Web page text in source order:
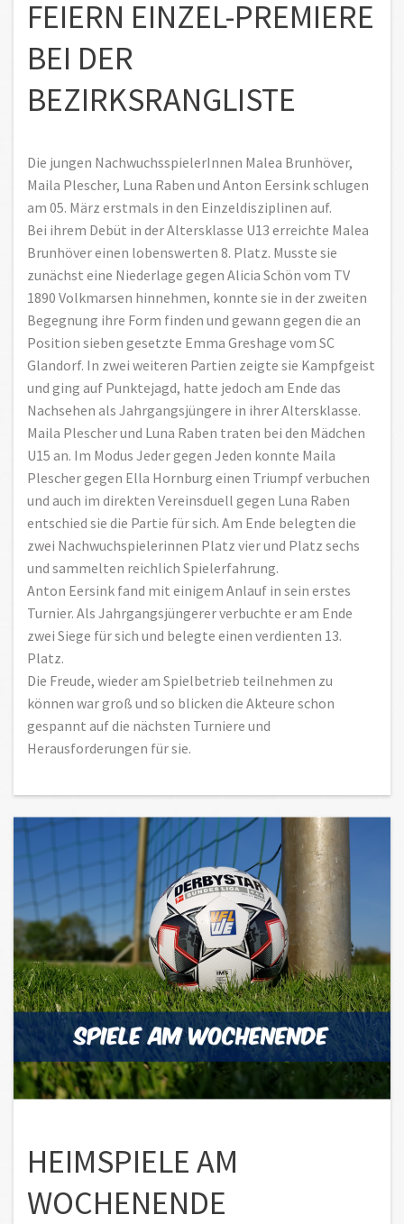
FEIERN EINZEL-PREMIERE
BEI DER
BEZIRKSRANGLISTE
Die jungen NachwuchsspielerInnen Malea Brunhöver,
Maila Plescher, Luna Raben und Anton Eersink schlugen
am 05. März erstmals in den Einzeldisziplinen auf.
Bei ihrem Debüt in der Altersklasse U13 erreichte Malea
Brunhöver einen lobenswerten 8. Platz. Musste sie
zunächst eine Niederlage gegen Alicia Schön vom TV
1890 Volkmarsen hinnehmen, konnte sie in der zweiten
Begegnung ihre Form finden und gewann gegen die an
Position sieben gesetzte Emma Greshage vom SC
Glandorf. In zwei weiteren Partien zeigte sie Kampfgeist
und ging auf Punktejagd, hatte jedoch am Ende das
Nachsehen als Jahrgangsjüngere in ihrer Altersklasse.
Maila Plescher und Luna Raben traten bei den Mädchen
U15 an. Im Modus Jeder gegen Jeden konnte Maila
Plescher gegen Ella Hornburg einen Triumpf verbuchen
und auch im direkten Vereinsduell gegen Luna Raben
entschied sie die Partie für sich. Am Ende belegten die
zwei Nachwuchspielerinnen Platz vier und Platz sechs
und sammelten reichlich Spielerfahrung.
Anton Eersink fand mit einigem Anlauf in sein erstes
Turnier. Als Jahrgangsjüngerer verbuchte er am Ende
zwei Siege für sich und belegte einen verdienten 13.
Platz.
Die Freude, wieder am Spielbetrieb teilnehmen zu
können war groß und so blicken die Akteure schon
gespannt auf die nächsten Turniere und
Herausforderungen für sie.
HEIMSPIELE AM
WOCHENENDE